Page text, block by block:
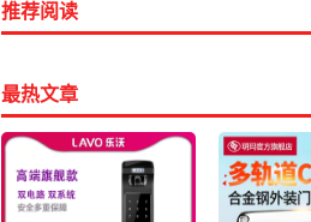
推荐阅读
最热文章